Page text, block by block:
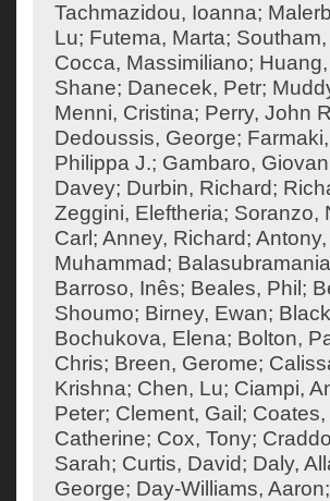
Tachmazidou, Ioanna;
Lu; Futema, Marta;
Cocca, Massimiliano;
Shane; Danecek, Petr;
Menni, Cristina; Perry, John
Dedoussis, George;
Philippa J.; Gambaro,
Davey; Durbin, Richard;
Zeggini, Eleftheria; Soranzo,
Carl ; Anney, Richard;
Muhammad;
Barroso, Inês; Beales, Phil ;
Shoumo; Birney, Ewan;
Bochukova, Elena; Bolton,
Chris; Breen, Gerome;
Krishna; Chen, Lu; Ciampi,
Peter; Clement, Gail ;
Catherine; Cox, Tony;
Sarah; Curtis, David; Daly,
George; Day-Williams, Aaron;